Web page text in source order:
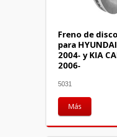
Freno de
para
2004- y KIA
2006-
5031
Más